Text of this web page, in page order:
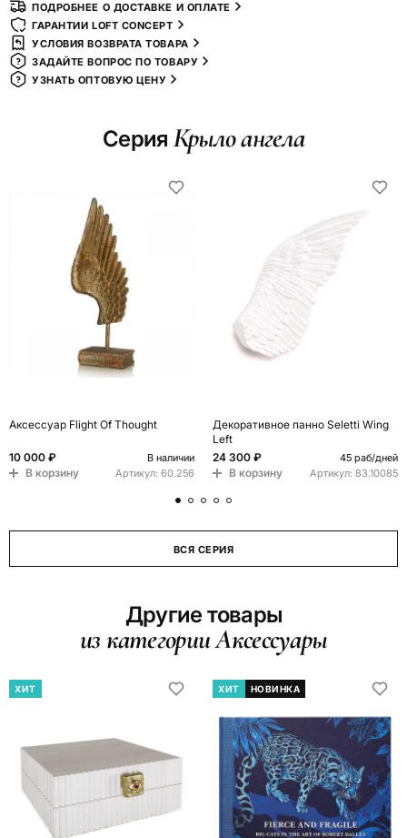
ПОДРОБНЕЕ О ДОСТАВКЕ И ОПЛАТЕ
ГАРАНТИИ LOFT CONCEPT
УСЛОВИЯ ВОЗВРАТА ТОВАРА
ЗАДАЙТЕ ВОПРОС ПО ТОВАРУ
УЗНАТЬ ОПТОВУЮ ЦЕНУ
СерияКрыло ангела
Аксессуар Flight Of Thought
10 000 ₽ В наличии
В корзину Артикул: 60.256
Декоративное панно Seletti Wing
Left
24 300 ₽
45 раб/дней
В корзину Артикул: 83.10085
ВСЯ СЕРИЯ
Другие товары
из категории Аксессуары
ХИТ ХИТ НОВИНКА